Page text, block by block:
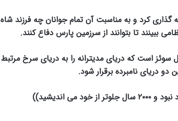
گذاری کرد و به مناسبت آن تمام جوانان چه فرزند شاه
ببینند تا بتوانند از سرزمین پارس دفاع کنند.
سوئز است که دریای مدیترانه را به دریای سرخ مرتبط
دریای نامبرده برقرار شود.
اندیشید))